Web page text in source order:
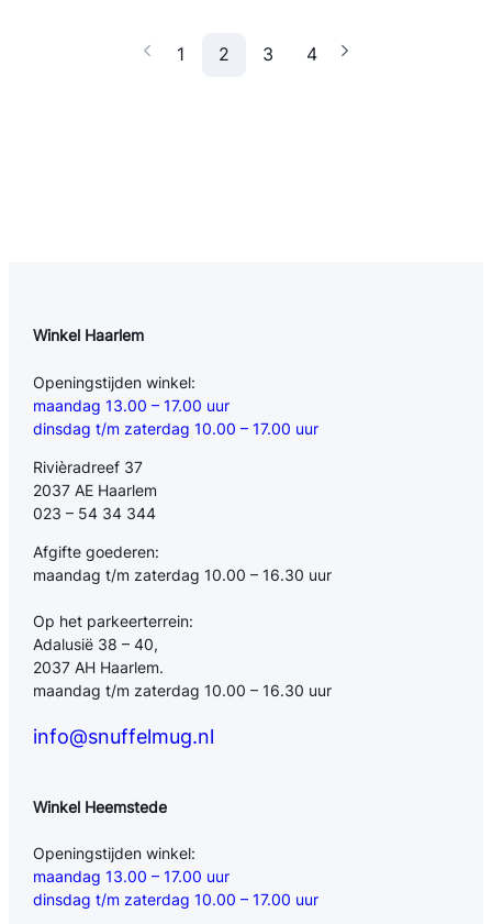
1 2 3 4
Winkel Haarlem
Openingstijden winkel:
maandag 13.00 – 17.00 uur
dinsdag t/m zaterdag 10.00 – 17.00 uur
Rivièradreef 37
2037 AE Haarlem
023 – 54 34 344
Afgifte goederen:
maandag t/m zaterdag 10.00 – 16.30 uur
Op het parkeerterrein:
Adalusië 38 – 40,
2037 AH Haarlem.
maandag t/m zaterdag 10.00 – 16.30 uur
info@snuffelmug.nl
Winkel Heemstede
Openingstijden winkel:
maandag 13.00 – 17.00 uur
dinsdag t/m zaterdag 10.00 – 17.00 uur